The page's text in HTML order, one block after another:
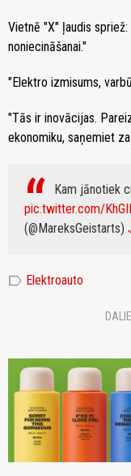
Vietnē "X" ļaudis
noniecināšanai."
"Elektro izmisums,
"Tās ir inovācijas.
ekonomiku, saņemiet
Kam jānotiek
pic.twitter.com/
(@MareksGeistarts)
label Elektroauto